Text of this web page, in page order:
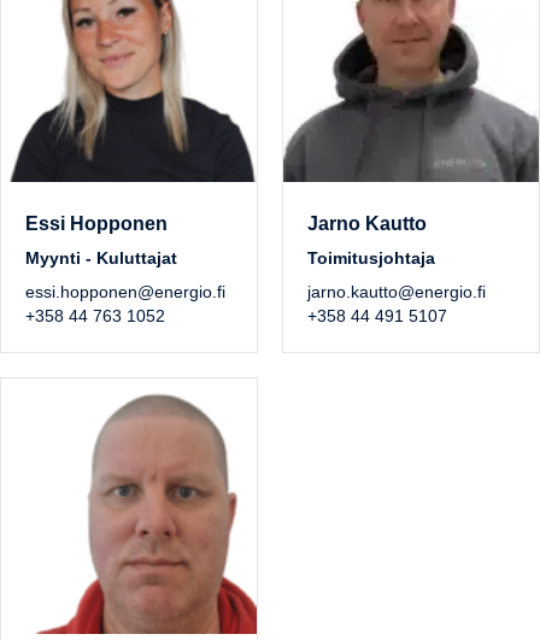
Essi Hopponen
Myynti - Kuluttajat
essi.hopponen@energio.fi
+358 44 763 1052
Jarno Kautto
Toimitusjohtaja
jarno.kautto@energio.fi
+358 44 491 5107